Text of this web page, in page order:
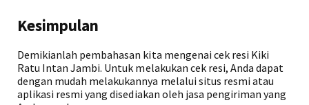
Kesimpulan
Demikianlah pembahasan kita mengenai cek resi Kiki
Ratu Intan Jambi. Untuk melakukan cek resi, Anda dapat
dengan mudah melakukannya melalui situs resmi atau
aplikasi resmi yang disediakan oleh jasa pengiriman yang